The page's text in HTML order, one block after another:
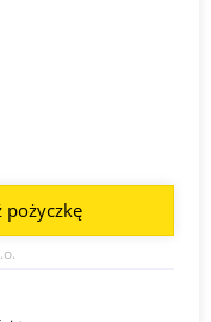
pożyczkę